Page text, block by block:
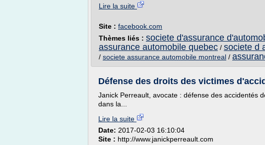
Lire la suite
Site : facebook.com
Thèmes liés : societe d'assurance
assurance automobile quebec / societe d
/ societe assurance automobile montreal /
Défense des droits des victimes
Janick Perreault, avocate : défense des accidentés
dans la...
Lire la suite
Date: 2017-02-03 16:10:04
Site : http://www.janickperreault.com